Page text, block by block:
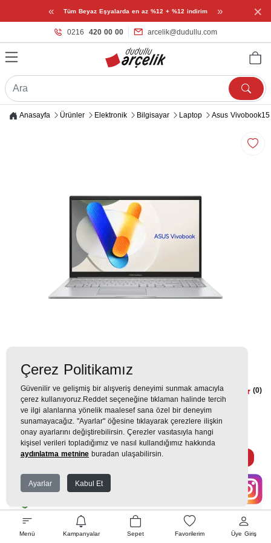
« Tüm Beyaz Eşyalarda en az %12 + %12 indirim » ×
0216 420 00 00 arcelik@dudullu.com
Menü Kampanyalar Sepet Favorilerim Üye Giriş
Anasayfa Ürünler Elektronik Bilgisayar Laptop Asus
Asus Vivobook15 i5 8/512
X1504VA-NJ2431W Laptop
(0)
23.999TL
2.667 TLx 9 Taksit = 23.999 TL Ekstra İndirim %12 =
WHATSAPP SİPARİŞ
Çerez Politikamız
Güvenilir ve gelişmiş bir alışveriş deneyimi sunmak amacıyla
çerez kullanıyoruz.Reddet seçeneğine tıklaman halinde tercih
ve ilgi alanlarına yönelik maalesef sana özel bir deneyim
sunamayacağız. "Ayarlar" öğesine tıklayarak çerezlere ilişkin
onay ayarlarını değiştirebilirsin. Çerezler vasıtasıyla hangi
kişisel verileri topladığımız ve nasıl kullandığımız hakkında
aydınlatma metnine buradan ulaşabilirsin.
Ayarlar Kabul Et